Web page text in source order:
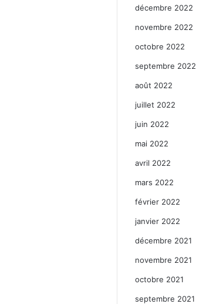
décembre 2022
novembre 2022
octobre 2022
septembre 2022
août 2022
juillet 2022
juin 2022
mai 2022
avril 2022
mars 2022
février 2022
janvier 2022
décembre 2021
novembre 2021
octobre 2021
septembre 2021